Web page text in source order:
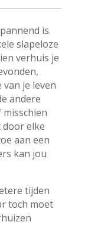
is.
slapeloze
verhuis je
van je leven
andere
elke
aan een
kan jou
tijden
toch moet